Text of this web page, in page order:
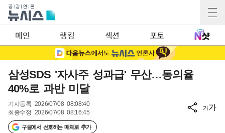
메인 랭킹 섹션 포토
삼성SDS '자사주 성과급' 무산…동의율
40%로 과반 미달
기사등록 2026/07/08 08:08:40
최종수정 2026/07/08 08:16:45
구글에서 선호하는 매체로 추가
가가